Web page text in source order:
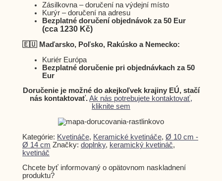
Zásilkovna – doručení na výdejní místo
Kurýr – doručení na adresu
Bezplatné doručení objednávok za 50 Eur
(cca 1230 Kč)
🇪🇺 Maďarsko, Poľsko, Rakúsko a Nemecko:
Kuriér Európa
Bezplatné doručenie pri objednávkach za 50
Eur
Doručenie je možné do akejkoľvek krajiny EÚ, stačí
nás kontaktovať.Ak nás potrebujete kontaktovať,
kliknite sem
Kategórie: Kvetináče, Keramické kvetináče,Ø 10 cm -
Ø 14 cm Značky:doplnky, keramický kvetináč,
kvetináč
Chcete byť informovaný o opätovnom naskladnení
produktu?